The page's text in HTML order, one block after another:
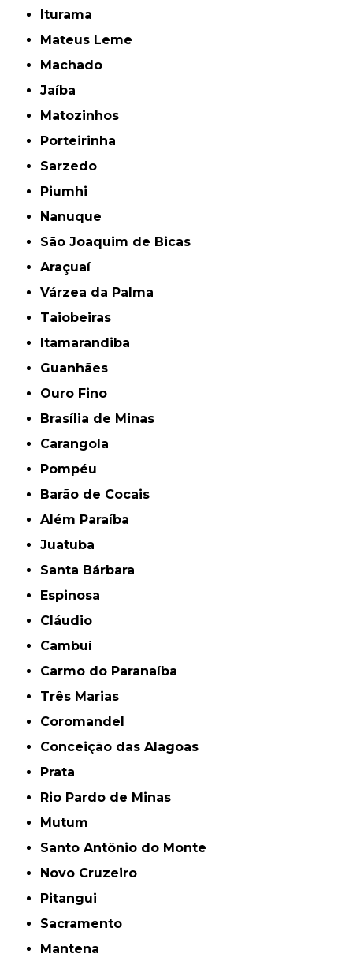
Iturama
Mateus Leme
Machado
Jaíba
Matozinhos
Porteirinha
Sarzedo
Piumhi
Nanuque
São Joaquim de Bicas
Araçuaí
Várzea da Palma
Taiobeiras
Itamarandiba
Guanhães
Ouro Fino
Brasília de Minas
Carangola
Pompéu
Barão de Cocais
Além Paraíba
Juatuba
Santa Bárbara
Espinosa
Cláudio
Cambuí
Carmo do Paranaíba
Três Marias
Coromandel
Conceição das Alagoas
Prata
Rio Pardo de Minas
Mutum
Santo Antônio do Monte
Novo Cruzeiro
Pitangui
Sacramento
Mantena